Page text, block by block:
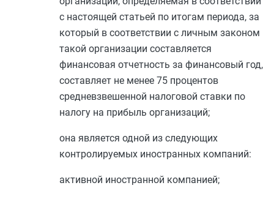
с настоящей статьей по итогам периода, за
который в соответствии с личным законом
такой организации составляется
финансовая отчетность за финансовый год,
составляет не менее 75 процентов
средневзвешенной налоговой ставки по
налогу на прибыль организаций;
она является одной из следующих
контролируемых иностранных компаний:
активной иностранной компанией;